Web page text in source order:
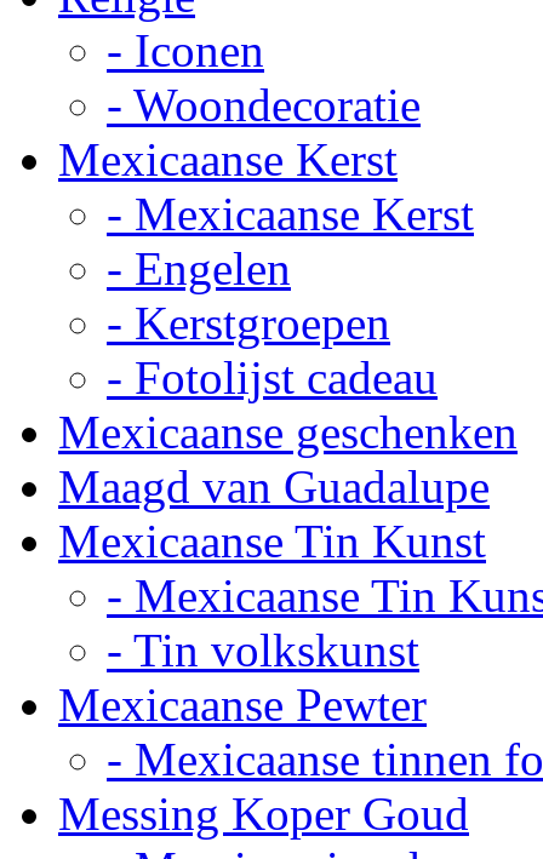
- Iconen
- Woondecoratie
Mexicaanse Kerst
- Mexicaanse Kerst
- Engelen
- Kerstgroepen
- Fotolijst cadeau
Mexicaanse geschenken
Maagd van Guadalupe
Mexicaanse Tin Kunst
- Mexicaanse Tin
- Tin volkskunst
Mexicaanse Pewter
- Mexicaanse tinnen
Messing Koper Goud